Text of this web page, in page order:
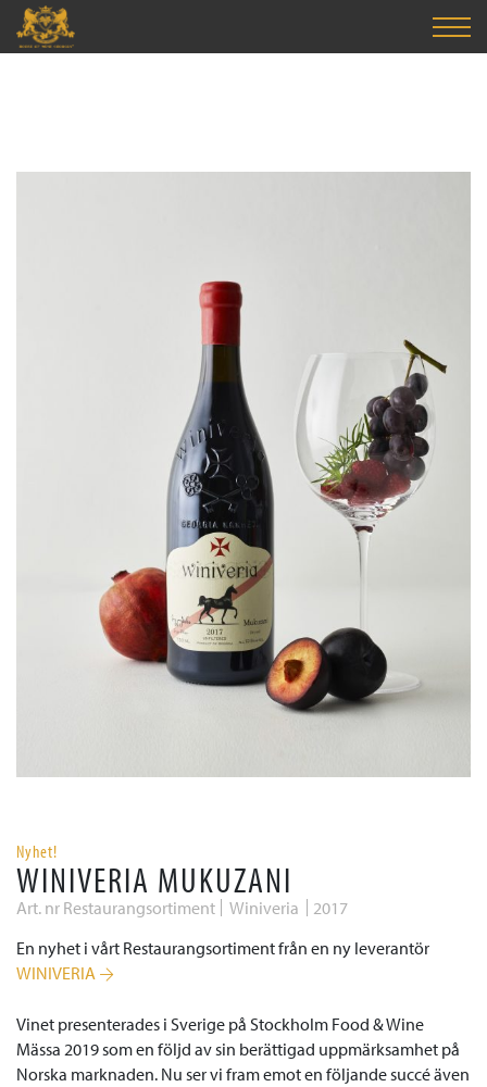
Nyhet!
WINIVERIA MUKUZANI
Art. nr Restaurangsortiment Winiveria
2017
En nyhet i vårt Restaurangsortiment från en ny leverantör
WINIVERIA
Vinet presenterades i Sverige på Stockholm Food & Wine
Mässa 2019 som en följd av sin berättigad uppmärksamhet på
Norska marknaden. Nu ser vi fram emot en följande succé även